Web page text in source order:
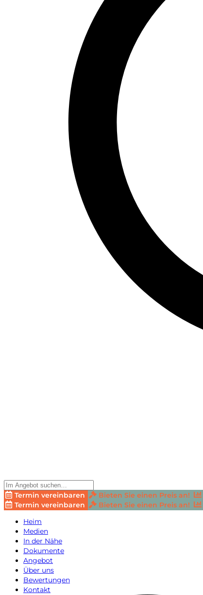
Termin vereinbaren Bieten Sie einen Preis an!
Termin vereinbaren
Bieten Sie einen Preis an!
Heim
Medien
In der Nähe
Dokumente
Angebot
Über uns
Bewertungen
Kontakt